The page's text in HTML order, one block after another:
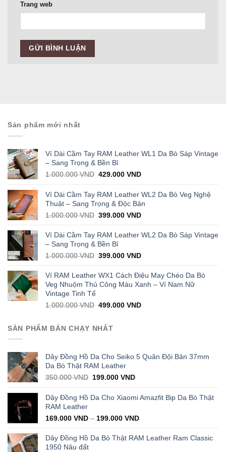
Trang web
Sản phẩm mới nhất
Ví Dài Cầm Tay RAM Leather WL1 Da Bò Sáp Vintage
– Sang Trọng & Bền Bỉ
1.000.000VND Original
was:
1.000.000 VND.
429.000VNDCurrent
is:
429.000 VND.
Ví Dài Cầm Tay RAM Leather WL2 Da Bò Veg Nghệ
Thuật – Sang Trọng & Độc Bản
1.000.000VND Original
was:
1.000.000 VND.
399.000VNDCurrent
is:
Ví Dài Cầm Tay RAM Leather WL2 Da Bò Sáp Vintage
– Sang Trọng & Bền Bỉ
1.000.000VND Original
was:
1.000.000 VND.
399.000VNDCurrent
is:
399.000 VND.
Ví RAM Leather WX1 Cách Điệu May Chéo Da Bò
Veg Nhuộm Thủ Công Màu Xanh – Ví Nam Nữ
Vintage Tinh Tế
1.000.000VND Original
was:
1.000.000 VND.
499.000VNDCurrent
SẢN PHẨM BÁN CHẠY NHẤT
Dây Đồng Hồ Da Cho Seiko 5 Quân Đội Bản 37mm
Da Bò Thật RAM Leather
350.000VND Original
was:
199.000VNDCurrent
is:
199.000 VND.
Dây Đồng Hồ Da Cho Xiaomi Amazfit Bip Da Bò Thật
RAM Leather
169.000 VND – 199.000 VND
Dây Đồng Hồ Da Bò Thật RAM Leather Ram Classic
1950 Nâu đất